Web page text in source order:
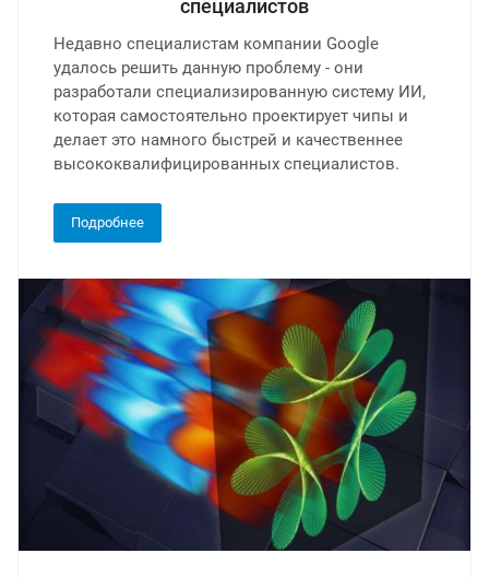
специалистов
Недавно специалистам компании Google
удалось решить данную проблему - они
разработали специализированную систему ИИ,
которая самостоятельно проектирует чипы и
делает это намного быстрей и качественнее
высококвалифицированных специалистов.
Подробнее